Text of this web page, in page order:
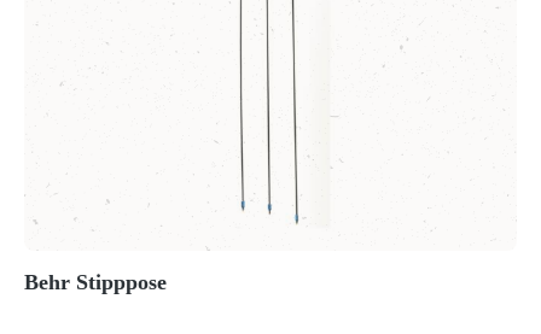
Behr Stipppose